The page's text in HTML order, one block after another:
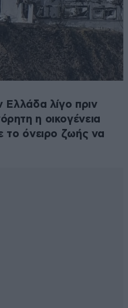
Ελλάδα λίγο πριν
η οικογένεια
το όνειρο ζωής να